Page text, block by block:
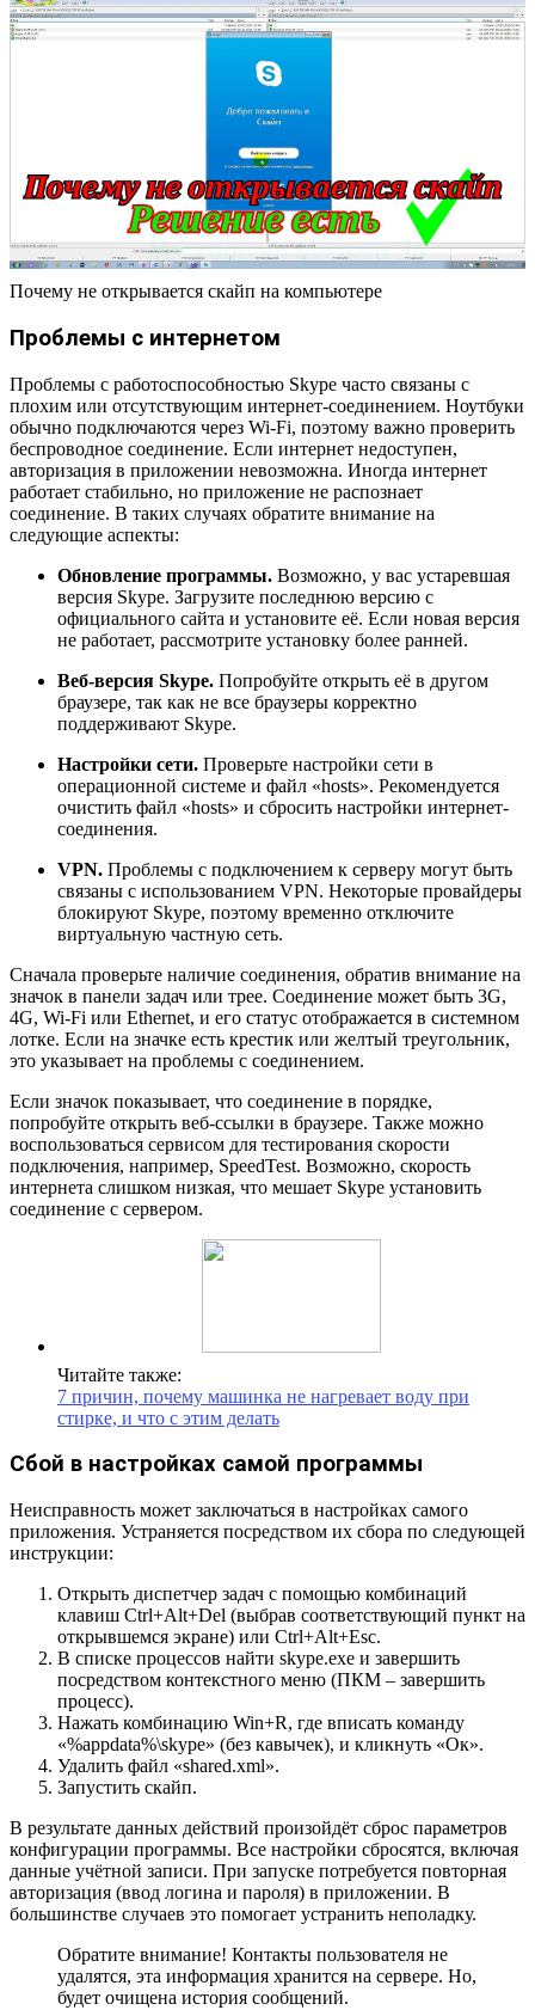
Почему не открывается скайп на компьютере
Проблемы с интернетом
Проблемы с работоспособностью Skype часто связаны с
плохим или отсутствующим интернет-соединением. Ноутбуки
обычно подключаются через Wi-Fi, поэтому важно проверить
беспроводное соединение. Если интернет недоступен,
авторизация в приложении невозможна. Иногда интернет
работает стабильно, но приложение не распознает
соединение. В таких случаях обратите внимание на
следующие аспекты:
Обновление программы. Возможно, у вас устаревшая
версия Skype. Загрузите последнюю версию с
официального сайта и установите её. Если новая версия
не работает, рассмотрите установку более ранней.
Веб-версия Skype. Попробуйте открыть её в другом
браузере, так как не все браузеры корректно
поддерживают Skype.
Настройки сети. Проверьте настройки сети в
операционной системе и файл «hosts». Рекомендуется
очистить файл «hosts» и сбросить настройки интернет-
соединения.
VPN. Проблемы с подключением к серверу могут быть
связаны с использованием VPN. Некоторые провайдеры
блокируют Skype, поэтому временно отключите
виртуальную частную сеть.
Сначала проверьте наличие соединения, обратив внимание на
значок в панели задач или трее. Соединение может быть 3G,
4G, Wi-Fi или Ethernet, и его статус отображается в системном
лотке. Если на значке есть крестик или желтый треугольник,
это указывает на проблемы с соединением.
Если значок показывает, что соединение в порядке,
попробуйте открыть веб-ссылки в браузере. Также можно
воспользоваться сервисом для тестирования скорости
подключения, например, SpeedTest. Возможно, скорость
интернета слишком низкая, что мешает Skype установить
соединение с сервером.
Читайте также:
7 причин, почему машинка не нагревает воду при
стирке, и что с этим делать
Сбой в настройках самой программы
Неисправность может заключаться в настройках самого
приложения. Устраняется посредством их сбора по следующей
инструкции:
Открыть диспетчер задач с помощью комбинаций
клавиш Ctrl+Alt+Del (выбрав соответствующий пункт на
открывшемся экране) или Ctrl+Alt+Esc.
В списке процессов найти skype.exe и завершить
посредством контекстного меню (ПКМ – завершить
процесс).
Нажать комбинацию Win+R, где вписать команду
«%appdata%\skype» (без кавычек), и кликнуть «Ок».
Удалить файл «shared.xml».
Запустить скайп.
В результате данных действий произойдёт сброс параметров
конфигурации программы. Все настройки сбросятся, включая
данные учётной записи. При запуске потребуется повторная
авторизация (ввод логина и пароля) в приложении. В
большинстве случаев это помогает устранить неполадку.
Обратите внимание! Контакты пользователя не
удалятся, эта информация хранится на сервере. Но,
будет очищена история сообщений.